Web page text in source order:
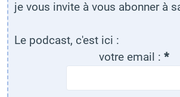
je vous invite à vous abonner à
Le podcast, c'est ici :
votre email : *